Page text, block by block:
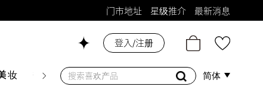
门市地址 星级推介 最新消息
妆 香水香薰 个人护理 母婴护理 游戏及精品
登入/注册
简体